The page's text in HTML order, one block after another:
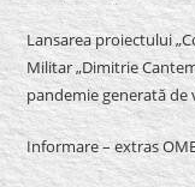
Lansarea proiectului
Militar „Dimitrie
pandemie generată de
Informare – extras